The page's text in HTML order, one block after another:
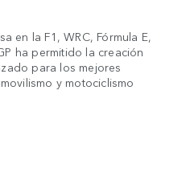
en la F1, WRC, Fórmula E,
ha permitido la creación
para los mejores
y motociclismo